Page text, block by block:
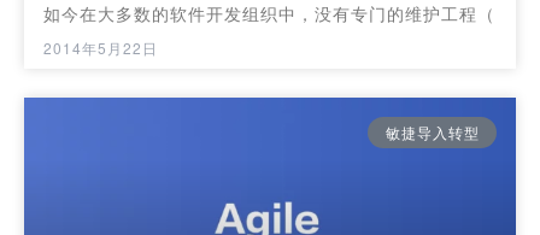
如今在大多数的软件开发组织中，没有专门的维护工程（
2014年5月22日
敏捷导入转型